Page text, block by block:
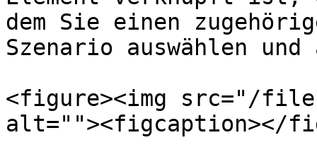
dem Sie einen
Szenario auswählen
<figure><img src="/files/
alt=""><figcaption></